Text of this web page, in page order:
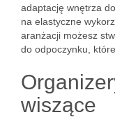
adaptację wnętrza
na elastyczne
aranżacji możesz
do odpoczynku,
wiszące